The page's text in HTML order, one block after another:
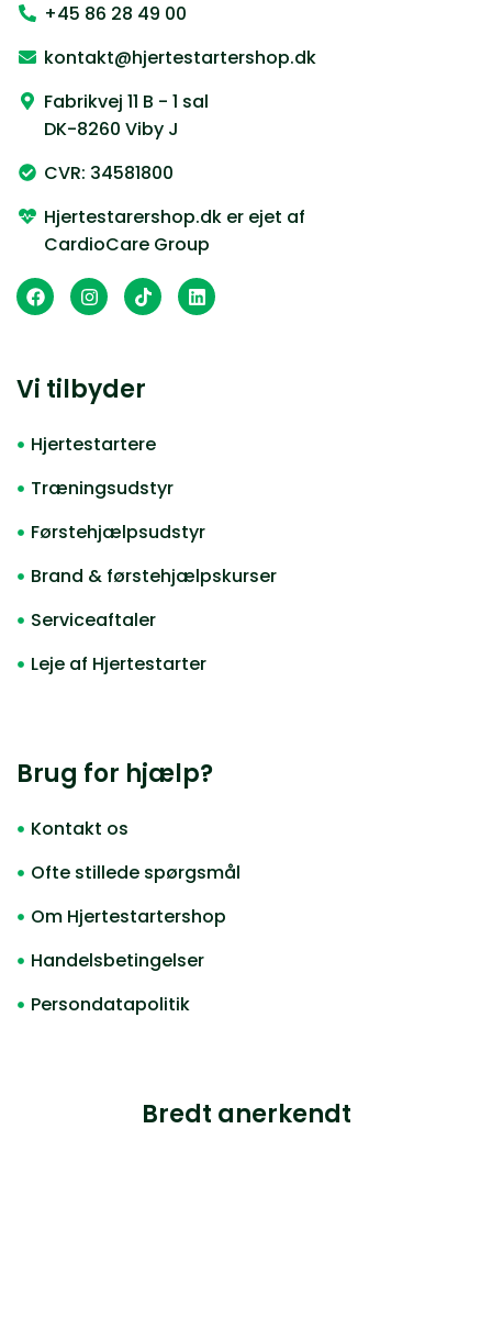
+45 86 28 49 00
kontakt@hjertestartershop.dk
Fabrikvej 11 B - 1 sal
DK-8260 Viby J
CVR: 34581800
Hjertestarershop.dk er ejet af
CardioCare Group
Vi tilbyder
Hjertestartere
Træningsudstyr
Førstehjælpsudstyr
Brand & førstehjælpskurser
Serviceaftaler
Leje af Hjertestarter
Brug for hjælp?
Kontakt os
Ofte stillede spørgsmål
Om Hjertestartershop
Handelsbetingelser
Persondatapolitik
Bredt anerkendt